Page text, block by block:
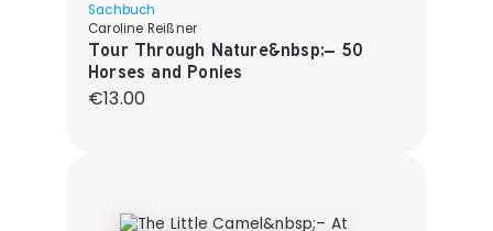
Sachbuch
Caroline Reißner
Tour Through Nature&nbsp;– 50
Horses and Ponies
Regular price:
€13.00